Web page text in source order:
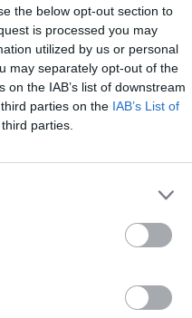
the below opt-out section to
is processed you may
utilized by us or personal
may separately opt-out of the
the IAB’s list of downstream
parties on the IAB’s List of
parties.
segunda-
prova: SC
para
o
o
Bruno
após